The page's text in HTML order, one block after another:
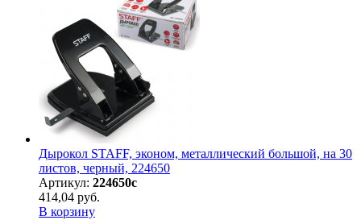
Дырокол STAFF, эконом, металлический большой, на 30
листов, черный, 224650
Артикул: 224650с
414,04 руб.
В корзину